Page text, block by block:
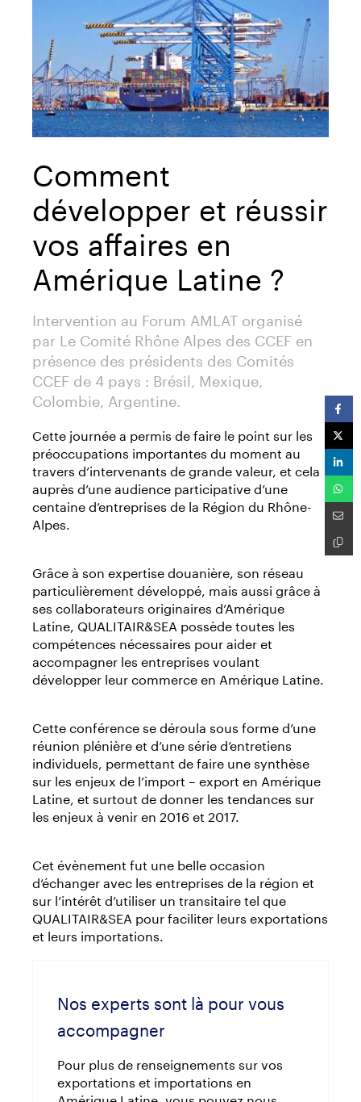
Comment
développer et réussir
vos affaires en
Amérique Latine ?
Intervention au Forum AMLAT organisé
par Le Comité Rhône Alpes des CCEF en
présence des présidents des Comités
CCEF de 4 pays : Brésil, Mexique,
Colombie, Argentine.
Cette journée a permis de faire le point sur les
préoccupations importantes du moment au
travers d’intervenants de grande valeur, et cela
auprès d’une audience participative d’une
centaine d’entreprises de la Région du Rhône-
Alpes.
Grâce à son expertise douanière, son réseau
particulièrement développé, mais aussi grâce à
ses collaborateurs originaires d’Amérique
Latine, QUALITAIR&SEA possède toutes les
compétences nécessaires pour aider et
accompagner les entreprises voulant
développer leur commerce en Amérique Latine.
Cette conférence se déroula sous forme d’une
réunion plénière et d’une série d’entretiens
individuels, permettant de faire une synthèse
sur les enjeux de l’import – export en Amérique
Latine, et surtout de donner les tendances sur
les enjeux à venir en 2016 et 2017.
Cet évènement fut une belle occasion
d’échanger avec les entreprises de la région et
sur l’intérêt d’utiliser un transitaire tel que
QUALITAIR&SEA pour faciliter leurs exportations
et leurs importations.
Nos experts sont là pour vous
accompagner
Pour plus de renseignements sur vos
exportations et importations en
Amérique Latine, vous pouvez nous